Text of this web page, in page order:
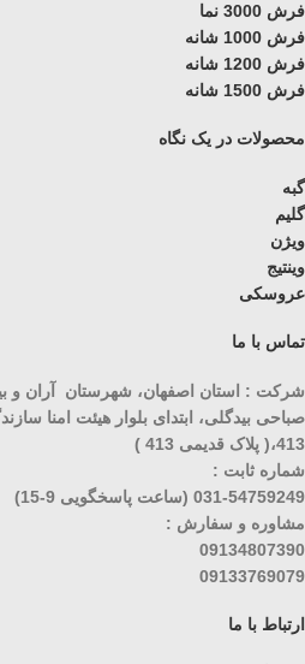
فرش 3000 نما
فرش 1000 شانه
فرش 1200 شانه
فرش 1500 شانه
محصولات در یک نگاه
گبه
گلیم
ویژن
وینتیج
عروسکی
تماس با ما
شرکت : استان اصفهان، شهرستان آران و
صباحی بیدگلی، ابتدای بلوار هیئت امنا
413،( پلاک قدیمی 413 )
شماره ثابت :
031-54759249 (ساعت پاسخگویی 9-15)
مشاوره و سفارش :
09134807390
09133769079
ارتباط با ما